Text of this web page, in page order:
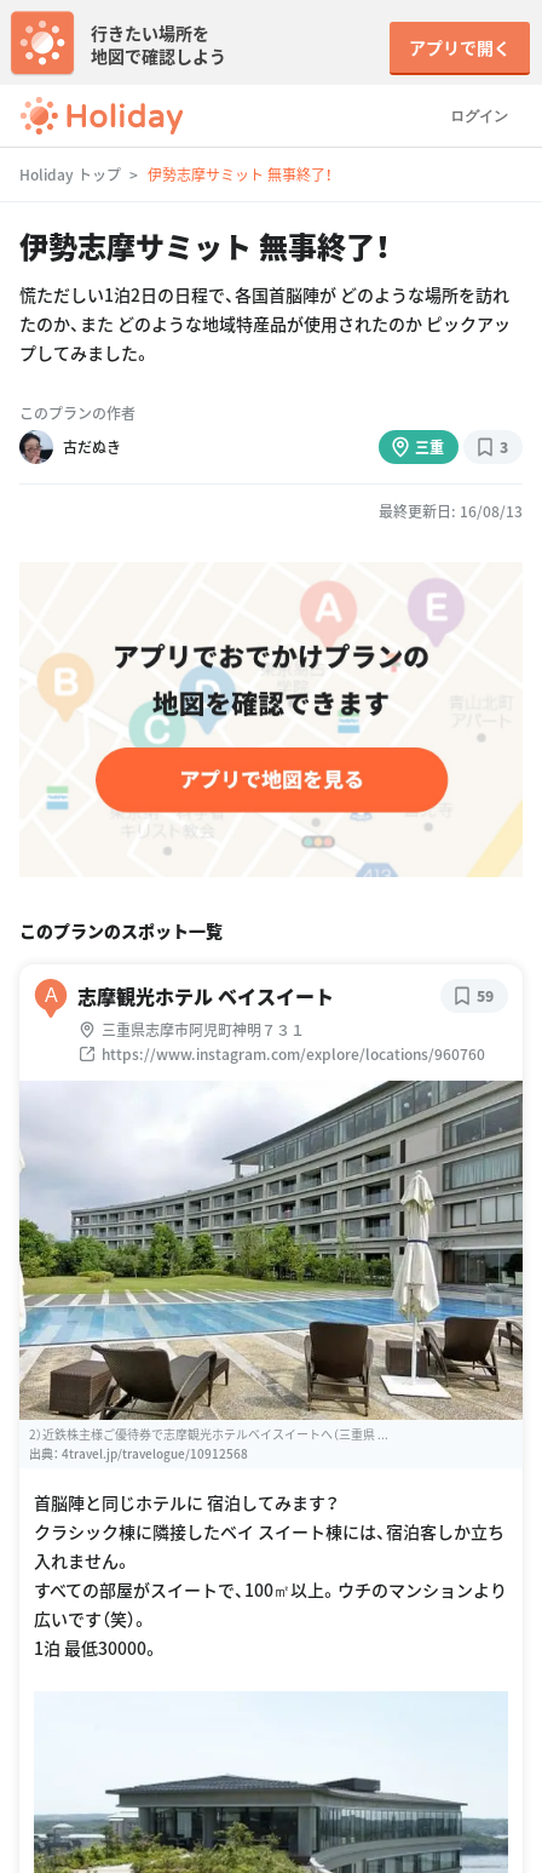
ログイン
行きたい場所を
地図で確認しよう
アプリで開く
Holiday トップ 伊勢志摩サミット 無事終了！
伊勢志摩サミット 無事終了！
慌ただしい1泊2日の日程で、各国首脳陣が どのような場所を訪れ
たのか、また どのような地域特産品が使用されたのか ピックアッ
プしてみました。
このプランの作者
古だぬき
三重 3
最終更新日: 16/08/13
このプランのスポット一覧
A 志摩観光ホテル ベイスイート
三重県志摩市阿児町神明７３１
https://www.instagram.com/explore/locations/960760
59
2）近鉄株主様ご優待券で志摩観光ホテルベイスイートへ（三重県 ...
出典： 4travel.jp/travelogue/10912568
首脳陣と同じホテルに 宿泊してみます？
クラシック棟に隣接したベイ スイート棟には、宿泊客しか立ち
入れません。
すべての部屋がスイートで、100㎡以上。ウチのマンションより
広いです（笑）。
1泊 最低30000。